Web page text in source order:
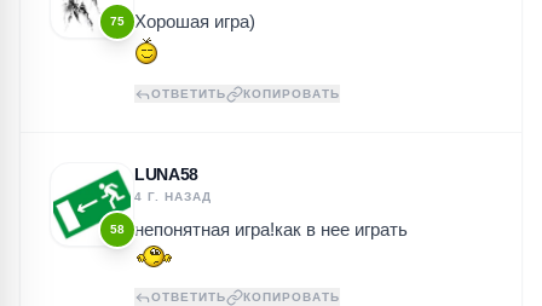
75 Хорошая игра)
ОТВЕТИТЬ КОПИРОВАТЬ
58
LUNA58
4 Г. НАЗАД
непонятная игра!как в нее играть
ОТВЕТИТЬ КОПИРОВАТЬ